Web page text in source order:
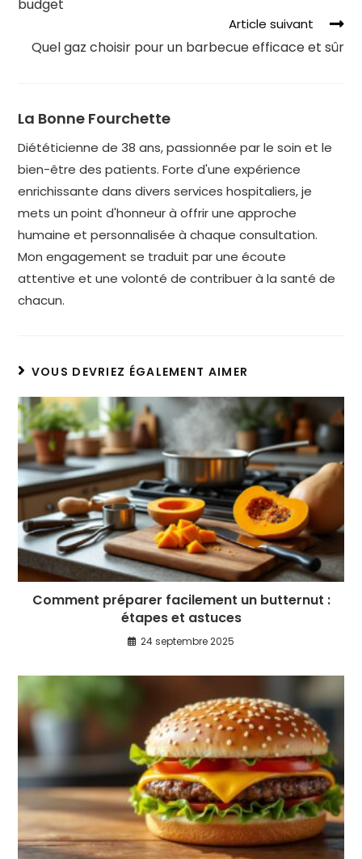
budget
Article suivant
Quel gaz choisir pour un barbecue efficace et sûr
La Bonne Fourchette
Diététicienne de 38 ans, passionnée par le soin et le
bien-être des patients. Forte d'une expérience
enrichissante dans divers services hospitaliers, je
mets un point d'honneur à offrir une approche
humaine et personnalisée à chaque consultation.
Mon engagement se traduit par une écoute
attentive et une volonté de contribuer à la santé de
chacun.
VOUS DEVRIEZ ÉGALEMENT AIMER
Comment préparer facilement un butternut :
étapes et astuces
24 septembre 2025